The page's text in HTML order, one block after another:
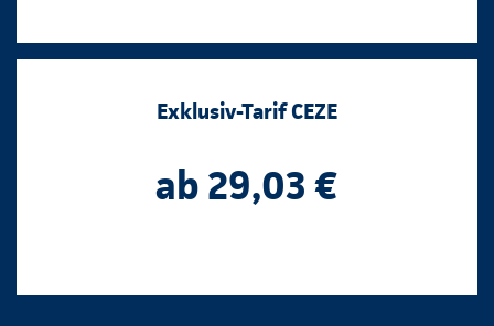
Exklusiv-Tarif CEZE
ab 29,03 €